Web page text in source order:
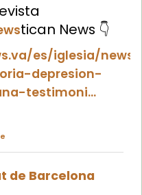
tican News 👇
es/iglesia/news/
depresion-
testimoni...
de Barcelona